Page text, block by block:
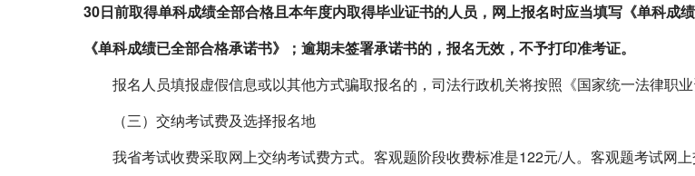
30日前取得单科成绩全部合格且本年度内取得毕业证书的人员，网上报名时应当填写《单科成
《单科成绩已全部合格承诺书》；逾期未签署承诺书的，报名无效，不予打印准考证。
报名人员填报虚假信息或以其他方式骗取报名的，司法行政机关将按照《国家统一法律职业
（三）交纳考试费及选择报名地
我省考试收费采取网上交纳考试费方式。客观题阶段收费标准是122元/人。客观题考试网